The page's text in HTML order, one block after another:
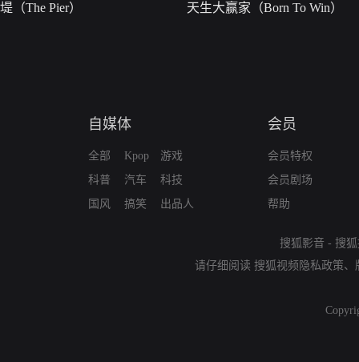
堤（The Pier） 天生大赢家（Born To Win）
自媒体
全部
科普
国风
Kpop
汽车
搞笑
游戏
科技
出品人
会员
会员特权
会员剧场
帮助
搜狐影音 - 搜
请仔细阅读 搜狐视频隐私政策、